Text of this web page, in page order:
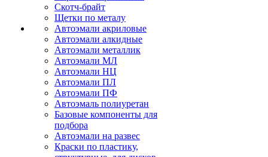
Скотч-брайт
Щетки по металу
Автоэмали акриловые
Автоэмали алкидные
Автоэмали металлик
Автоэмали МЛ
Автоэмали НЦ
Автоэмали ПЛ
Автоэмали ПФ
Автоэмаль полиуретан
Базовые компоненты для
подбора
Автоэмали на развес
Краски по пластику,